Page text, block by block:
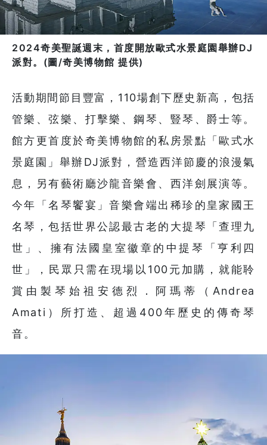
2024奇美聖誕週末，首度開放歐式水景庭園舉辦DJ
派對。(圖/奇美博物館 提供)
活動期間節目豐富，110場創下歷史新高，包括
管樂、弦樂、打擊樂、鋼琴、豎琴、爵士等。
館方更首度於奇美博物館的私房景點「歐式水
景庭園」舉辦DJ派對，營造西洋節慶的浪漫氣
息，另有藝術廳沙龍音樂會、西洋劍展演等。
今年「名琴饗宴」音樂會端出稀珍的皇家國王
名琴，包括世界公認最古老的大提琴「查理九
世」、擁有法國皇室徽章的中提琴「亨利四
世」，民眾只需在現場以100元加購，就能聆
賞由製琴始祖安德烈．阿瑪蒂（Andrea
Amati）所打造、超過400年歷史的傳奇琴
音。